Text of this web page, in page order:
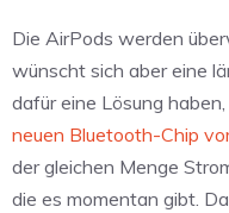
Die AirPods werden
wünscht sich aber eine
dafür eine Lösung
neuen Bluetooth-Chip
der gleichen Menge
die es momentan gibt.